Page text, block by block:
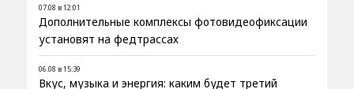
07.08 в 12:01
Дополнительные комплексы фотовидеофиксации
установят на федтрассах
06.08 в 15:39
Вкус, музыка и энергия: каким будет третий